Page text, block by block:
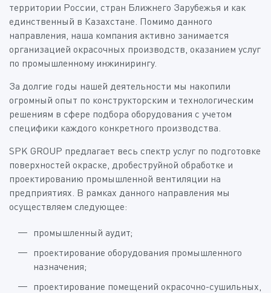
территории России, стран Ближнего Зарубежья и как
единственный в Казахстане. Помимо данного
направления, наша компания активно занимается
организацией окрасочных производств, оказанием услуг
по промышленному инжинирингу.
За долгие годы нашей деятельности мы накопили
огромный опыт по конструкторским и технологическим
решениям в сфере подбора оборудования с учетом
специфики каждого конкретного производства.
SPK GROUP предлагает весь спектр услуг по подготовке
поверхностей окраске, дробеструйной обработке и
проектированию промышленной вентиляции на
предприятиях. В рамках данного направления мы
осуществляем следующее:
промышленный аудит;
проектирование оборудования промышленного
назначения;
проектирование помещений окрасочно-сушильных,